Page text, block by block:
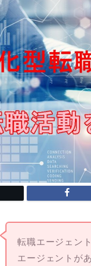
転職エージェン
エージェントが